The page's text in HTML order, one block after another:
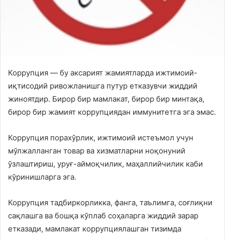
Коррупция — бу аксарият жамиятларда ижтимоий-
иқтисодий ривожланишга путур етказувчи жиддий
жиноятдир. Бирор бир мамлакат, бирор бир минтақа,
бирор бир жамият коррупциядан иммунитетга эга эмас.
Коррупция порахўрлик, ижтимоий истеъмол учун
мўлжалланган товар ва хизматларни ноқонуний
ўзлаштириш, уруғ-аймоқчилик, маҳаллийчилик каби
кўринишларга эга.
Коррупция тадбиркорликка, фанга, таълимга, соғлиқни
сақлашга ва бошқа кўплаб соҳаларга жиддий зарар
етказади, мамлакат коррупциялашган тизимда